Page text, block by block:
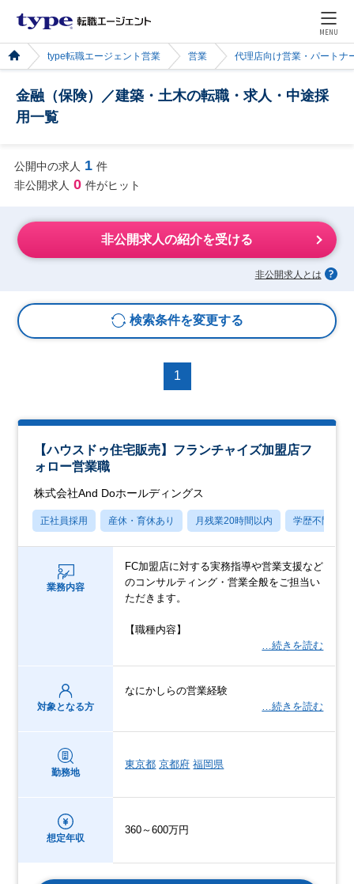
MENU
type転職エージェント営業 営業 代理店向け営業・パートナ
金融（保険）／建築・土木の転職・求人・中途採
用一覧
公開中の求人 1 件
非公開求人 0 件がヒット
非公開求人の紹介を受ける
非公開求人とは
検索条件を変更する
1
【ハウスドゥ住宅販売】フランチャイズ加盟店フ
ォロー営業職
株式会社And Doホールディングス
正社員採用 産休・育休あり 月残業20時間以内 学歴不問
業務内容
FC加盟店に対する実務指導や営業支援など
のコンサルティング・営業全般をご担当い
ただきます。
【職種内容】
…続きを読む
対象となる方
なにかしらの営業経験
…続きを読む
勤務地
東京都 京都府 福岡県
想定年収
360～600万円